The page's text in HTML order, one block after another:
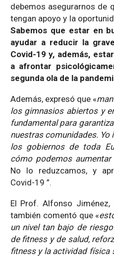
debemos asegurarnos de
tengan apoyo y la
Sabemos que estar en
ayudar a reducir la
Covid-19 y, además,
a afrontar
segunda ola de la
Además, expresó que «
los gimnasios abiertos y
fundamental para
nuestras comunidades. Yo
los gobiernos de toda
cómo podemos
No lo reduzcamos, y
Covid-19 ”.
El Prof. Alfonso
también comentó que «
un nivel tan bajo de
de fitness y de salud,
fitness y la actividad física